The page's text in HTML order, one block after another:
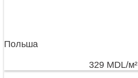
Польша
329 MDL/м²